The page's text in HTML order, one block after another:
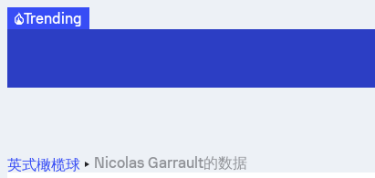
Trending
英式橄榄球 Nicolas Garrault的数据